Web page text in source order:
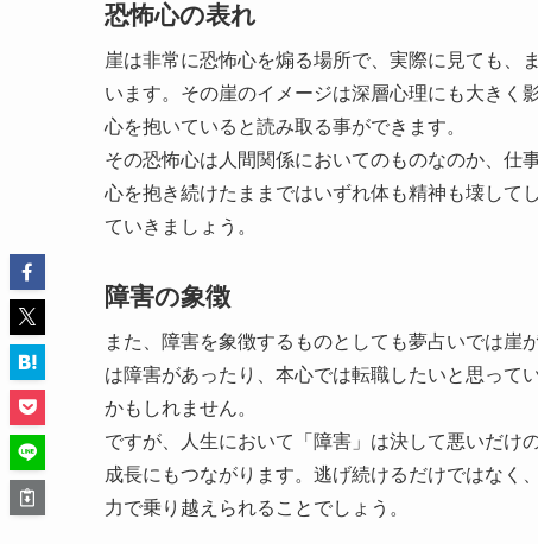
恐怖心の表れ
崖は非常に恐怖心を煽る場所で、実際に見ても、
います。その崖のイメージは深層心理にも大きく
心を抱いていると読み取る事ができます。
その恐怖心は人間関係においてのものなのか、仕
心を抱き続けたままではいずれ体も精神も壊して
ていきましょう。
障害の象徴
また、障害を象徴するものとしても夢占いでは崖
は障害があったり、本心では転職したいと思って
かもしれません。
ですが、人生において「障害」は決して悪いだけ
成長にもつながります。逃げ続けるだけではなく
力で乗り越えられることでしょう。